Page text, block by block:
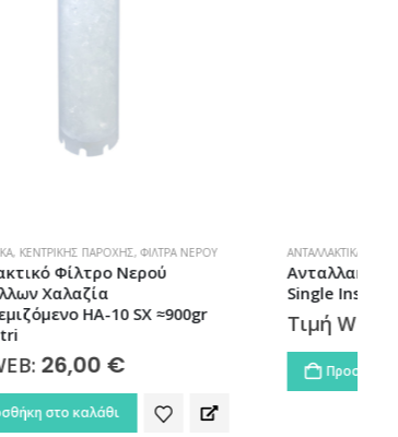
ΑΝΤΑΛΛΑΚΤΙΚΆ,ΦΊΛΤΡΑ ΝΕΡΟΎ,ΦΊΛΤΡΩΝ ΒΡΎΣΗΣ
Ανταλλακτικό Φίλτρο Βρύσης R2
Single Instapure
Τιμή WEB:7,90€
Προσθήκη στο καλάθι